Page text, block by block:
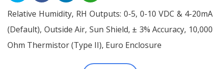
Relative Humidity, RH Outputs: 0-5, 0-10 VDC & 4-20mA
(Default), Outside Air, Sun Shield, ± 3% Accuracy, 10,000
Ohm Thermistor (Type II), Euro Enclosure